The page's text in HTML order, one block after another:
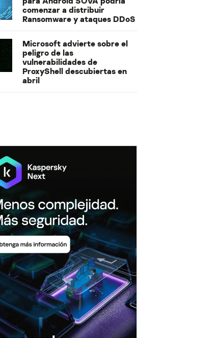
comenzar a distribuir
Ransomware y ataques DDoS
Microsoft advierte sobre el
peligro de las
vulnerabilidades de
ProxyShell descubiertas en
abril